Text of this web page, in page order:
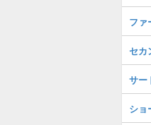
ファ
セカ
サー
ショ